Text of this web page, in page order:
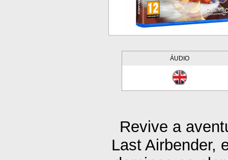
ÁUDIO
Revive a
Last Airbender,